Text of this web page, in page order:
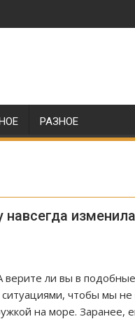
ее свадьбы.
МВД: Ирина Волк
РАЗНОЕ
навсегда
ли вы в
чтобы мы не
на море. Заранее,